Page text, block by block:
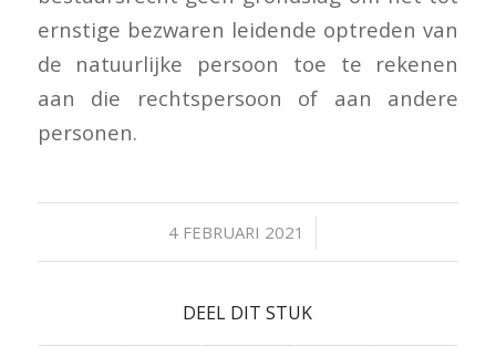
ernstige bezwaren leidende optreden van
de natuurlijke persoon toe te rekenen
aan die rechtspersoon of aan andere
personen.
4 FEBRUARI 2021
/
DEEL DIT STUK